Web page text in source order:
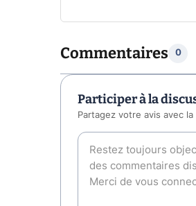
Commentaires 0
Participer à la
Partagez votre avis avec